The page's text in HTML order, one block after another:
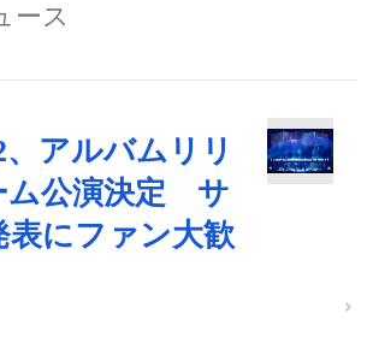
ース
アルバムリリ
ム公演決定 サ
表にファン大歓